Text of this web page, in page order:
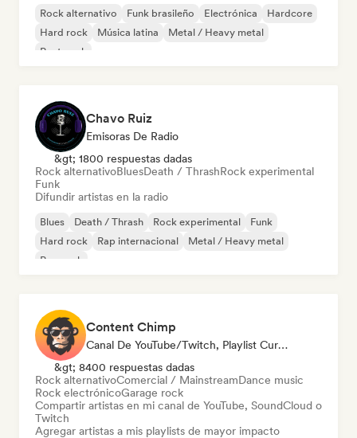
Rock alternativo Funk brasileño Electrónica
Hardcore
Hard rock
Música latina
Metal / Heavy metal
Post punk
Chavo Ruiz
Emisoras De Radio
&gt; 1800 respuestas dadas
Rock alternativoBluesDeath / ThrashRock experimental
Funk
Difundir artistas en la radio
Blues Death / Thrash Rock experimental
Funk
Hard rock
Rap internacional
Metal / Heavy metal
Pop rock
Content Chimp
Canal De YouTube/Twitch, Playlist Curator
&gt; 8400 respuestas dadas
Rock alternativoComercial / MainstreamDance music
Rock electrónicoGarage rock
Compartir artistas en mi canal de YouTube, SoundCloud o
Twitch
Agregar artistas a mis playlists de mayor impacto